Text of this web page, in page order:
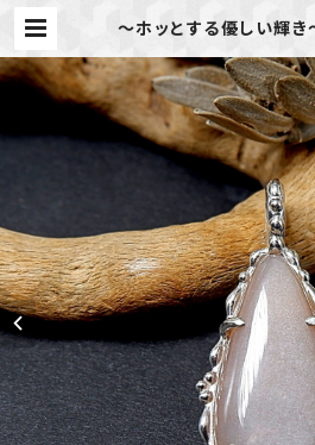
～ホッとする優しい輝
ダント 天然石アクセ
物 macari | 天然石の
ーShop *macari* マ
メイドアクセ